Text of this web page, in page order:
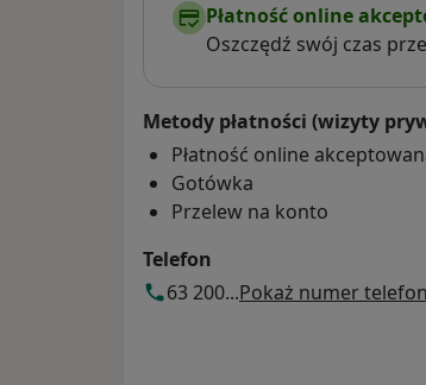
Płatność online
Oszczędź swój czas
Metody płatności (wizyty
Płatność online
Gotówka
Przelew na konto
Telefon
63 200...Pokaż numer